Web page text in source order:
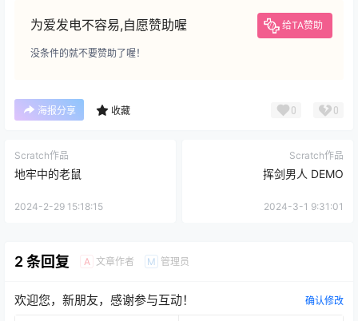
为爱发电不容易,自愿赞助喔 给TA赞助
没条件的就不要赞助了喔！
海报分享 收藏 0 0
Scratch作品
地牢中的老鼠
2024-2-29 15:18:15
Scratch作品
挥剑男人 DEMO
2024-3-1 9:31:01
2 条回复 A 文章作者 M 管理员
欢迎您，新朋友，感谢参与互动！ 确认修改